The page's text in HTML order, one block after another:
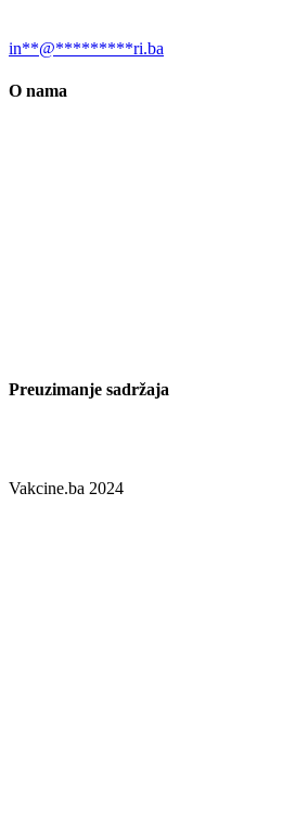
in**@*********ri.ba
O nama
Preuzimanje sadržaja
Vakcine.ba 2024